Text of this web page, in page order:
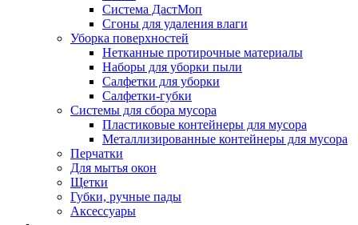
Система ДастМоп
Сгоны для удаления влаги
Уборка поверхностей
Нетканные протирочные материалы
Наборы для уборки пыли
Салфетки для уборки
Салфетки-губки
Системы для сбора мусора
Пластиковые контейнеры для мусора
Металлизированные контейнеры для мусора
Перчатки
Для мытья окон
Щетки
Губки, ручные пады
Аксессуары